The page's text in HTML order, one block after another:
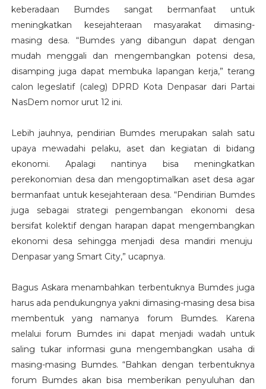
keberadaan Bumdes sangat bermanfaat untuk
meningkatkan kesejahteraan masyarakat dimasing-
masing desa. “Bumdes yang dibangun dapat dengan
mudah menggali dan mengembangkan potensi desa,
disamping juga dapat membuka lapangan kerja,” terang
calon legeslatif (caleg) DPRD Kota Denpasar dari Partai
NasDem nomor urut 12 ini.
Lebih jauhnya, pendirian Bumdes merupakan salah satu
upaya mewadahi pelaku, aset dan kegiatan di bidang
ekonomi. Apalagi nantinya bisa meningkatkan
perekonomian desa dan mengoptimalkan aset desa agar
bermanfaat untuk kesejahteraan desa. “Pendirian Bumdes
juga sebagai strategi pengembangan ekonomi desa
bersifat kolektif dengan harapan dapat mengembangkan
ekonomi desa sehingga menjadi desa mandiri menuju
Denpasar yang Smart City,” ucapnya.
Bagus Askara menambahkan terbentuknya Bumdes juga
harus ada pendukungnya yakni dimasing-masing desa bisa
membentuk yang namanya forum Bumdes. Karena
melalui forum Bumdes ini dapat menjadi wadah untuk
saling tukar informasi guna mengembangkan usaha di
masing-masing Bumdes. “Bahkan dengan terbentuknya
forum Bumdes akan bisa memberikan penyuluhan dan